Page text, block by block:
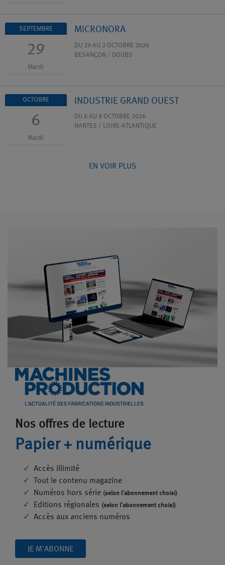
SEPTEMBRE
29
Mardi
MICRONORA
DU 29 AU 2 OCTOBRE 2026
BESANÇON / DOUBS
OCTOBRE
6
Mardi
INDUSTRIE GRAND OUEST
DU 6 AU 8 OCTOBRE 2026
NANTES / LOIRE-ATLANTIQUE
EN VOIR PLUS
Nos offres de lecture
Papier + numérique
Accès illimité
Tout le contenu magazine
Numéros hors série (selon l'abonnement choisi)
Editions régionales (selon l'abonnement choisi)
Accès aux anciens numéros
JE M'ABONNE